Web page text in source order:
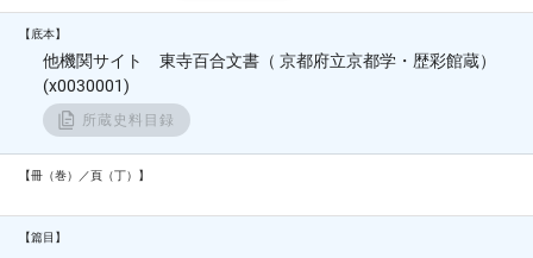
【底本】
他機関サイト 東寺百合文書（ 京都府立京都学・歴彩館蔵）
(x0030001)
所蔵史料目録
【冊（巻）／頁（丁）】
【篇目】